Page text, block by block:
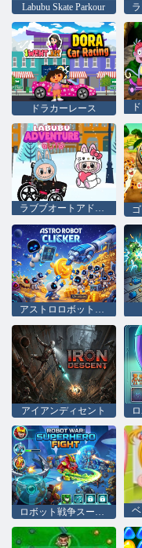
Labubu Skate Parkour
ドラカーレース
ラブブオートアドベンチャー
アストロロボットクリッカー
アイアンディセント